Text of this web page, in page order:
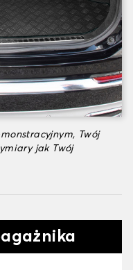
Twój
jak Twój